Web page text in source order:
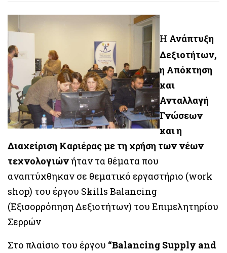
H Ανάπτυξη
Δεξιοτήτων,
η Απόκτηση
και
Ανταλλαγή
Γνώσεων
και η
Διαχείριση Καριέρας με τη χρήση των νέων
τεχνολογιώνήταν τα θέματα που
αναπτύχθηκαν σε θεματικό εργαστήριο (work
shop) του έργου Skills Balancing
(Εξισορρόπηση Δεξιοτήτων) του Επιμελητηρίου
Σερρών
Στο πλαίσιο του έργου “Balancing Supply and